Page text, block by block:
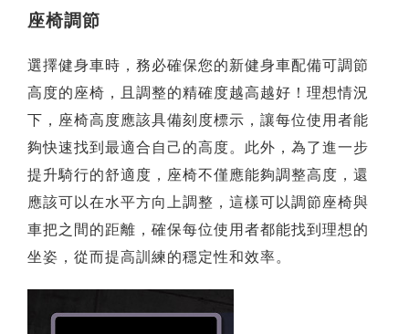
座椅調節
選擇健身車時，務必確保您的新健身車配備可調節
高度的座椅，且調整的精確度越高越好！理想情況
下，座椅高度應該具備刻度標示，讓每位使用者能
夠快速找到最適合自己的高度。此外，為了進一步
提升騎行的舒適度，座椅不僅應能夠調整高度，還
應該可以在水平方向上調整，這樣可以調節座椅與
車把之間的距離，確保每位使用者都能找到理想的
坐姿，從而提高訓練的穩定性和效率。